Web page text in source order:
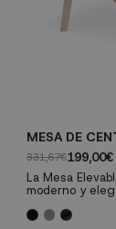
MESA DE
331,67€199,00€
La Mesa
moderno y
espacio extra